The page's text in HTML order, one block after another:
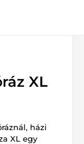
XL
házi
XL egy